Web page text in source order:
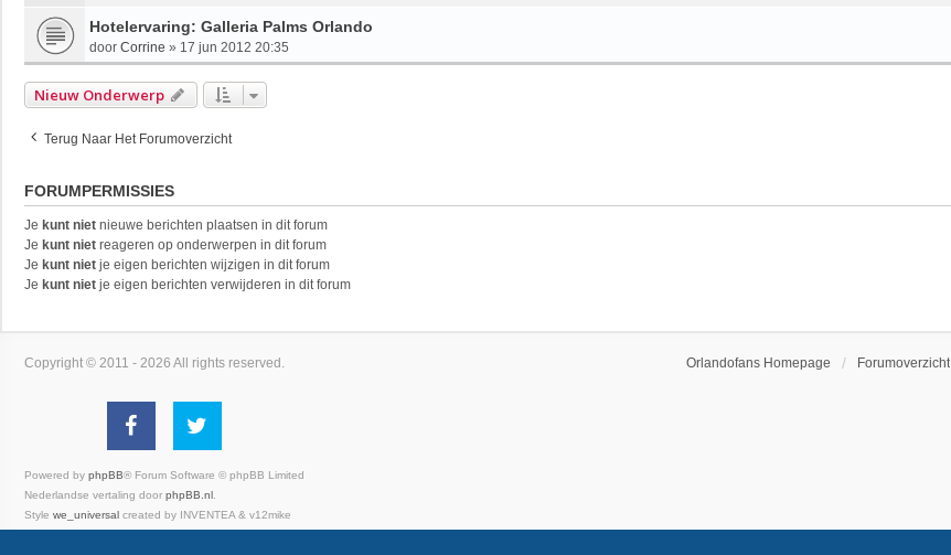
Hotelervaring: Galleria Palms Orlando
door Corrine » 17 jun 2012 20:35
Nieuw Onderwerp
Terug Naar Het Forumoverzicht
FORUMPERMISSIES
Je kunt niet nieuwe berichten plaatsen in dit forum
Je kunt niet reageren op onderwerpen in dit forum
Je kunt niet je eigen berichten wijzigen in dit forum
Je kunt niet je eigen berichten verwijderen in dit forum
Orlandofans Homepage Forumoverzicht
Copyright © 2011 - 2026 All rights reserved.
Powered by phpBB® Forum Software © phpBB Limited
Nederlandse vertaling door phpBB.nl
Style we_universal created by INVENTEA & v12mike